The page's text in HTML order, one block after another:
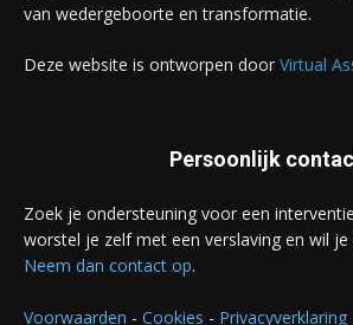
van wedergeboorte en transformatie.
Deze website is ontworpen door Virtual
Persoonlijk
Zoek je ondersteuning voor een
worstel je zelf met een verslaving en wil je
Neem dan contact op.
Voorwaarden - Cookies - Privacyverklaring